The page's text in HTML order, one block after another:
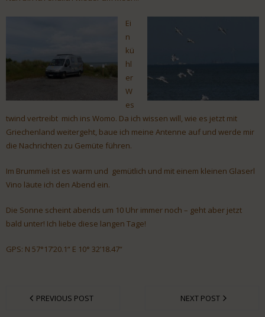
Ei
n
kü
hl
er
W
es
twind vertreibt mich ins Womo. Da ich wissen will, wie es jetzt mit
Griechenland weitergeht, baue ich meine Antenne auf und werde mir
die Nachrichten zu Gemüte führen.
Im Brummeli ist es warm und gemütlich und mit einem kleinen Glaserl
Vino läute ich den Abend ein.
Die Sonne scheint abends um 10 Uhr immer noch – geht aber jetzt
bald unter! Ich liebe diese langen Tage!
GPS: N 57°17’20.1“ E 10° 32’18.47“
PREVIOUS POST NEXT POST